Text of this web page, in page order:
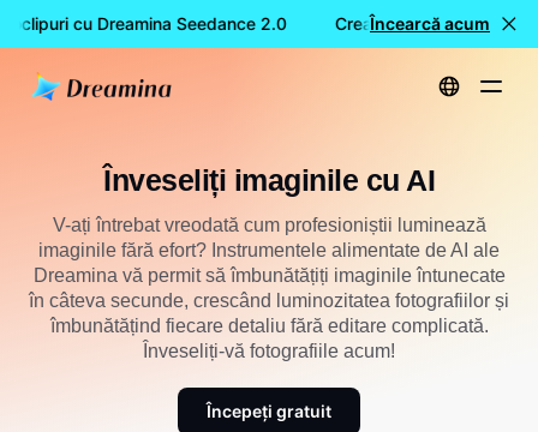
cu Dreamina Seedance 2.0 Creare GRATUITĂ de
Încearcă acum
Acasă Înveseliți imaginile cu AI
Înveseliți imaginile cu AI
V-ați întrebat vreodată cum profesioniștii luminează
imaginile fără efort? Instrumentele alimentate de AI ale
Dreamina vă permit să îmbunătățiți imaginile întunecate
în câteva secunde, crescând luminozitatea fotografiilor și
îmbunătățind fiecare detaliu fără editare complicată.
Înveseliți-vă fotografiile acum!
Începeți gratuit